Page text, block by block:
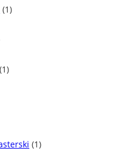
(1)
(1)
(1)